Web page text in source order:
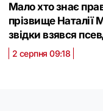
Мало хто знає
прізвище Наталії
звідки взявся
2 серпня 09:18